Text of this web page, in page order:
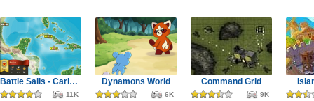
Battle Sails - Caribbean Heroes
11K
Dynamons World
6K
Command Grid
9K